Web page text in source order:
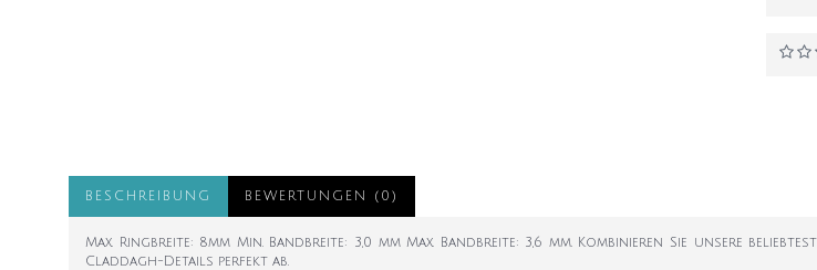
BESCHREIBUNG BEWERTUNGEN (0)
Max. Ringbreite: 8mm Min. Bandbreite: 3,0 mm Max. Bandbreite: 3,6 mm. Kombinieren Sie unsere
Claddagh-Details perfekt ab.